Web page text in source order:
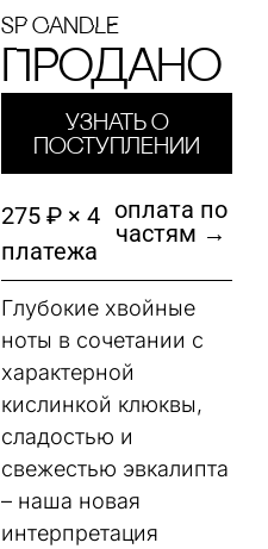
SP CANDLE
Продано
Узнать о
поступлении
275 ₽ × 4
платежа
оплата по
частям →
Глубокие хвойные
ноты в сочетании с
характерной
кислинкой клюквы,
сладостью и
свежестью эвкалипта
– наша новая
интерпретация